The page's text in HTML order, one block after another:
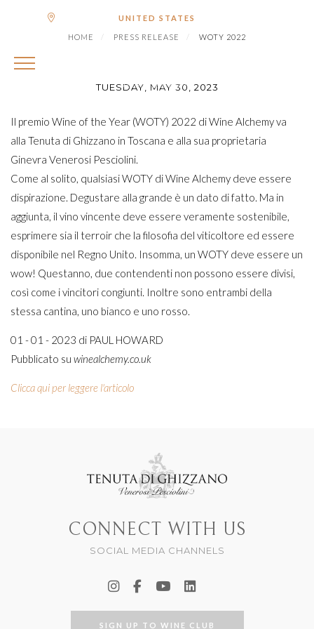
UNITED STATES
WOTY 2022
HOME PRESS RELEASE WOTY 2022
TUESDAY, MAY 30, 2023
Il premio Wine of the Year (WOTY) 2022 di Wine Alchemy va
alla Tenuta di Ghizzano in Toscana e alla sua proprietaria
Ginevra Venerosi Pesciolini.
Come al solito, qualsiasi WOTY di Wine Alchemy deve essere
dispirazione. Degustare alla grande è un dato di fatto. Ma in
aggiunta, il vino vincente deve essere veramente sostenibile,
esprimere sia il terroir che la filosofia del viticoltore ed essere
disponibile nel Regno Unito. Insomma, un WOTY deve essere un
wow! Questanno, due contendenti non possono essere divisi,
così come i vincitori congiunti. Inoltre sono entrambi della
stessa cantina, uno bianco e uno rosso.
01 - 01 - 2023 di PAUL HOWARD
Pubblicato su winealchemy.co.uk
Clicca qui per leggere l'articolo
CONNECT WITH US
SOCIAL MEDIA CHANNELS
SIGN UP TO WINE CLUB